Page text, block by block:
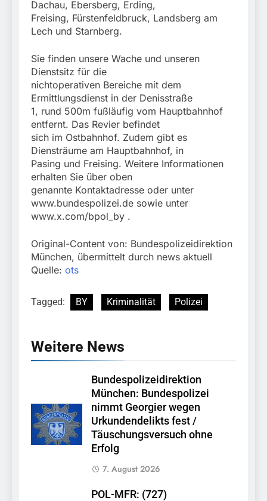
Dachau, Ebersberg, Erding,
Freising, Fürstenfeldbruck, Landsberg am
Lech und Starnberg.
Sie finden unsere Wache und unseren
Dienstsitz für die
nichtoperativen Bereiche mit dem
Ermittlungsdienst in der Denisstraße
1, rund 500m fußläufig vom Hauptbahnhof
entfernt. Das Revier befindet
sich im Ostbahnhof. Zudem gibt es
Diensträume am Hauptbahnhof, in
Pasing und Freising. Weitere Informationen
erhalten Sie über oben
genannte Kontaktadresse oder unter
www.bundespolizei.de sowie unter
www.x.com/bpol_by .
Original-Content von: Bundespolizeidirektion
München, übermittelt durch news aktuell
Quelle: ots
Tagged: BY Kriminalität Polizei
Weitere News
Bundespolizeidirektion
München: Bundespolizei
nimmt Georgier wegen
Urkundendelikts fest /
Täuschungsversuch ohne
Erfolg
7. August 2026
POL-MFR: (727)